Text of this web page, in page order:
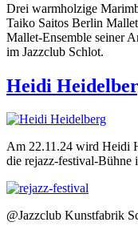
Drei warmholzige
Taiko Saitos Berlin
Mallet-Ensemble seiner
im Jazzclub Schlot.
Heidi
Am 22.11.24 wird Heidi
die rejazz-festival-Bühne
@Jazzclub Kunstfabrik